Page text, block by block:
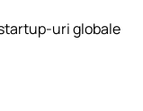
uri globale